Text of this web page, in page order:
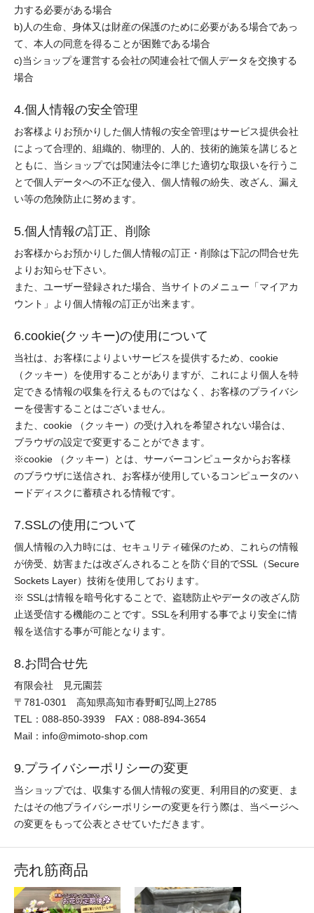
力する必要がある場合
b)人の生命、身体又は財産の保護のために必要がある場合であっ
て、本人の同意を得ることが困難である場合
c)当ショップを運営する会社の関連会社で個人データを交換する
場合
4.個人情報の安全管理
お客様よりお預かりした個人情報の安全管理はサービス提供会社
によって合理的、組織的、物理的、人的、技術的施策を講じると
ともに、当ショップでは関連法令に準じた適切な取扱いを行うこ
とで個人データへの不正な侵入、個人情報の紛失、改ざん、漏え
い等の危険防止に努めます。
5.個人情報の訂正、削除
お客様からお預かりした個人情報の訂正・削除は下記の問合せ先
よりお知らせ下さい。
また、ユーザー登録された場合、当サイトのメニュー「マイアカ
ウント」より個人情報の訂正が出来ます。
6.cookie(クッキー)の使用について
当社は、お客様によりよいサービスを提供するため、cookie
（クッキー）を使用することがありますが、これにより個人を特
定できる情報の収集を行えるものではなく、お客様のプライバシ
ーを侵害することはございません。
また、cookie （クッキー）の受け入れを希望されない場合は、
ブラウザの設定で変更することができます。
※cookie （クッキー）とは、サーバーコンピュータからお客様
のブラウザに送信され、お客様が使用しているコンピュータのハ
ードディスクに蓄積される情報です。
7.SSLの使用について
個人情報の入力時には、セキュリティ確保のため、これらの情報
が傍受、妨害または改ざんされることを防ぐ目的でSSL（Secure
Sockets Layer）技術を使用しております。
※ SSLは情報を暗号化することで、盗聴防止やデータの改ざん防
止送受信する機能のことです。SSLを利用する事でより安全に情
報を送信する事が可能となります。
8.お問合せ先
有限会社 見元園芸
〒781-0301 高知県高知市春野町弘岡上2785
TEL：088-850-3939 FAX：088-894-3654
Mail：info@mimoto-shop.com
9.プライバシーポリシーの変更
当ショップでは、収集する個人情報の変更、利用目的の変更、ま
たはその他プライバシーポリシーの変更を行う際は、当ページへ
の変更をもって公表とさせていただきます。
売れ筋商品